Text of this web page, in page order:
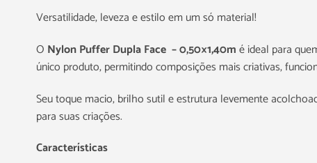
Versatilidade, leveza e estilo em um só material!
O Nylon Puffer Dupla Face – 0,50×1,40mé ideal para
único produto, permitindo composições mais criativas,
Seu toque macio, brilho sutil e estrutura levemente
para suas criações.
Características